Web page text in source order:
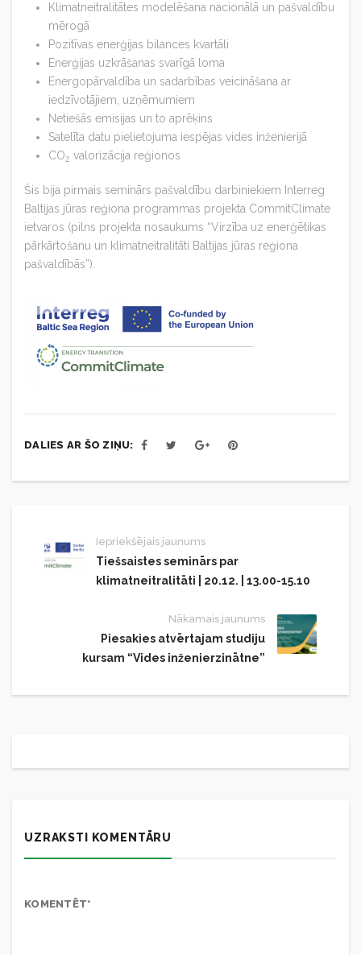
Klimatneitralitātes modelēšana nacionālā un pašvaldību
mērogā
Pozitīvas enerģijas bilances kvartāli
Enerģijas uzkrāšanas svarīgā loma
Energopārvaldība un sadarbības veicināšana ar
iedzīvotājiem, uzņēmumiem
Netiešās emisijas un to aprēķins
Satelīta datu pielietojuma iespējas vides inženierijā
CO2 valorizācija reģionos
Šis bija pirmais seminārs pašvaldību darbiniekiem Interreg
Baltijas jūras reģiona programmas projekta CommitClimate
ietvaros (pilns projekta nosaukums “Virzība uz enerģētikas
pārkārtošanu un klimatneitralitāti Baltijas jūras reģiona
pašvaldībās”).
DALIES AR ŠO ZIŅU:
Iepriekšējais jaunums
Tiešsaistes seminārs par
klimatneitralitāti | 20.12. | 13.00-15.10
Nākamais jaunums
Piesakies atvērtajam studiju
kursam “Vides inženierzinātne”
UZRAKSTI KOMENTĀRU